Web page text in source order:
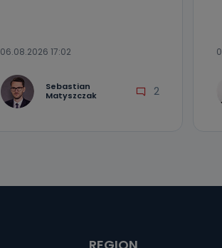
06.08.2026 17:02
Sebastian
Matyszczak
2